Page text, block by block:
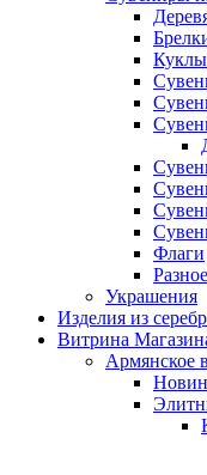
Куклы
Флаги
Разное
Украшения
Изделия из
Витрина
Армянское